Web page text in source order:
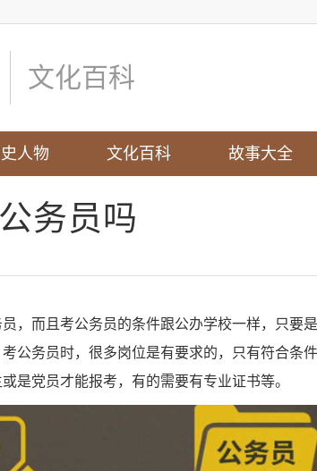
文化百科
人物 文化百科 故事大全
务员吗
而且考公务员的条件跟公办学校一样，只要
公务员时，很多岗位是有要求的，只有符合条
是党员才能报考，有的需要有专业证书等。